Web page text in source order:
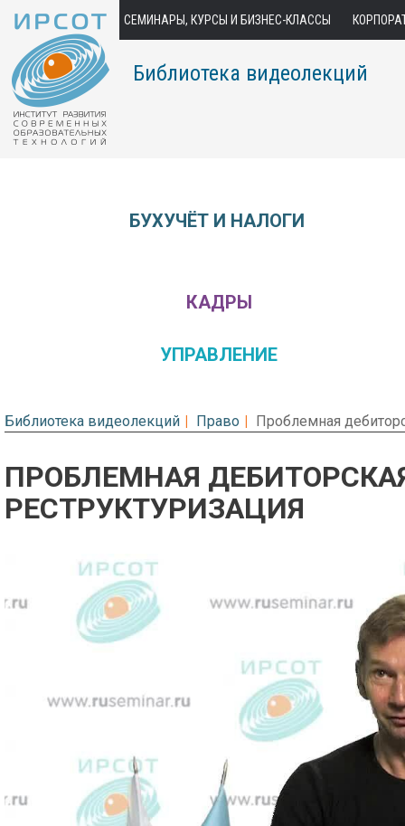
СЕМИНАРЫ, КУРСЫ И БИЗНЕС-КЛАССЫ
Библиотека видеолекций
БУХУЧЁТ И НАЛОГИ
КАДРЫ
УПРАВЛЕНИЕ
Библиотека видеолекций Право Проблемная
ПРОБЛЕМНАЯ
РЕСТРУКТУРИЗАЦИЯ
Предварительный просмотр.